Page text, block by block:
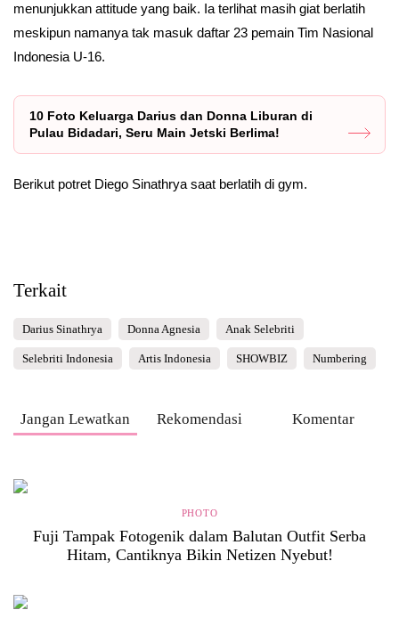
menunjukkan attitude yang baik. Ia terlihat masih giat berlatih
meskipun namanya tak masuk daftar 23 pemain Tim Nasional
Indonesia U-16.
10 Foto Keluarga Darius dan Donna Liburan di
Pulau Bidadari, Seru Main Jetski Berlima!
Berikut potret Diego Sinathrya saat berlatih di gym.
Terkait
Darius Sinathrya Donna Agnesia Anak Selebriti
Selebriti Indonesia Artis Indonesia SHOWBIZ Numbering
Jangan Lewatkan Rekomendasi Komentar
PHOTO
Fuji Tampak Fotogenik dalam Balutan Outfit Serba
Hitam, Cantiknya Bikin Netizen Nyebut!